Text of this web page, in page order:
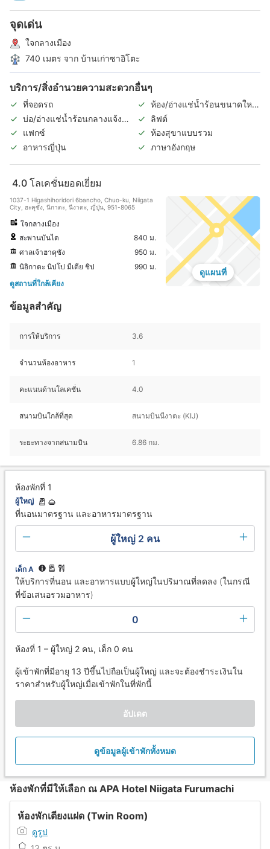
จุดเด่น
ใจกลางเมือง
740 เมตร จาก บ้านเก่าซาอิโตะ
บริการ/สิ่งอำนวยความสะดวกอื่นๆ
ที่จอดรถ
ห้อง/อ่างแช่น้ำร้อนขนาดใหญ่
ในร่ม
บ่อ/อ่างแช่น้ำร้อนกลางแจ้ง
(แยกชายหญิง)
ลิฟต์
แฟกซ์
ห้องสุขาแบบรวม
อาหารญี่ปุ่น
ภาษาอังกฤษ
4.0 โลเคชั่นยอดเยี่ยม
1037-1 Higashihoridori 6bancho, Chuo-ku, Niigata
City, ฮะคุซัง, นีกาตะ, นีงาตะ, ญี่ปุ่น, 951-8065
ใจกลางเมือง
สะพานบันได
840 ม.
ศาลเจ้าฮาคุซัง
950 ม.
นิอิกาตะ นิปโป มีเดีย ชิป
990 ม.
ดูสถานที่ใกล้เคียง
ดูแผนที่
ข้อมูลสำคัญ
การให้บริการ 3.6
จำนวนห้องอาหาร 1
คะแนนด้านโลเคชั่น 4.0
สนามบินใกล้ที่สุด สนามบินนีงาตะ (KIJ)
ระยะทางจากสนามบิน 6.86 กม.
ห้องพักที่ 1
ผู้ใหญ่
ที่นอนมาตรฐาน และอาหารมาตรฐาน
ผู้ใหญ่ 2 คน
เด็ก A
ให้บริการที่นอน และอาหารแบบผู้ใหญ่ในปริมาณที่ลดลง (ในกรณี
ที่ข้อเสนอรวมอาหาร)
0
ห้องที่ 1 – ผู้ใหญ่ 2 คน, เด็ก 0 คน
ผู้เข้าพักที่มีอายุ 13 ปีขึ้นไปถือเป็นผู้ใหญ่ และจะต้องชำระเงินใน
ราคาสำหรับผู้ใหญ่เมื่อเข้าพักในที่พักนี้
อัปเดต
ดูข้อมูลผู้เข้าพักทั้งหมด
ห้องพักที่มีให้เลือก ณ APA Hotel Niigata Furumachi
ห้องพักเตียงแฝด (Twin Room)
ดูรูป